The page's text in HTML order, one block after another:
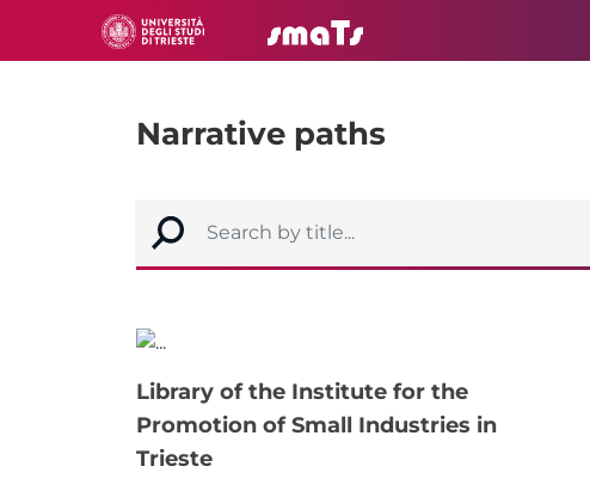
Narrative paths
Library of the Institute for the
Promotion of Small Industries in
Trieste